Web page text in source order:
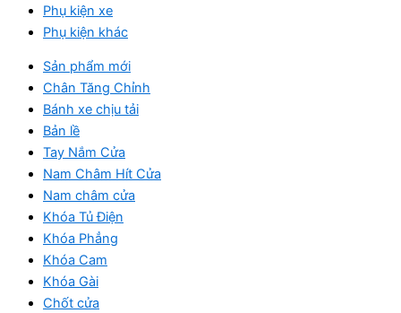
Phụ kiện xe
Phụ kiện khác
Sản phẩm mới
Chân Tăng Chỉnh
Bánh xe chịu tải
Bản lề
Tay Nắm Cửa
Nam Châm Hít Cửa
Nam châm cửa
Khóa Tủ Điện
Khóa Phẳng
Khóa Cam
Khóa Gài
Chốt cửa